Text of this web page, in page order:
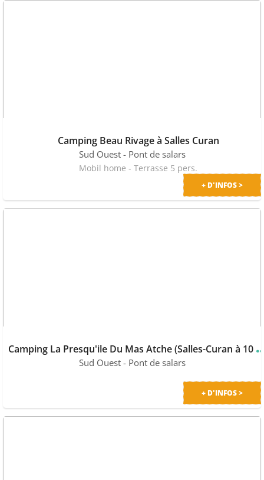
Camping Beau Rivage à Salles Curan
Sud Ouest - Pont de salars
Mobil home - Terrasse 5 pers.
+ D'INFOS >
amping La Presqu'ile
Sud Ouest - Pont de salars
+ D'INFOS >